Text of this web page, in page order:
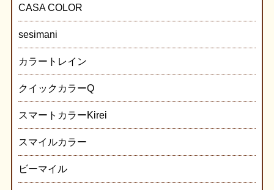
CASA COLOR
sesimani
カラートレイン
クイックカラーQ
スマートカラーKirei
スマイルカラー
ビーマイル